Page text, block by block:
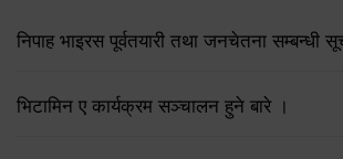
निपाह भाइरस पूर्वतयारी तथा जनचेतना सम्बन्धी
भिटामिन ए कार्यक्रम सञ्चालन हुने बारे ।